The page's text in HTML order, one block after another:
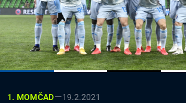
1. MOMČAD—19.2.2021